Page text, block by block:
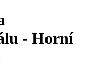
- Horní